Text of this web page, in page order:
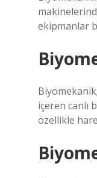
ekipmanlar
içeren canlı
özellikle